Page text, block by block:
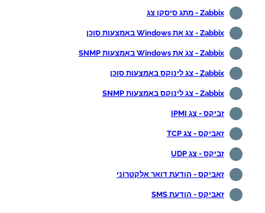
Zabbix - מתג סיסקו צג
Zabbix - צג את Windows באמצעות סוכן
Zabbix - צג את Windows באמצעות SNMP
Zabbix - צג לינוקס באמצעות סוכן
Zabbix - צג לינוקס באמצעות SNMP
זביקס - צג IPMI
זאביקס - צג TCP
זביקס - צג UDP
זאביקס - הודעת דואר אלקטרוני
זאביקס - הודעת SMS